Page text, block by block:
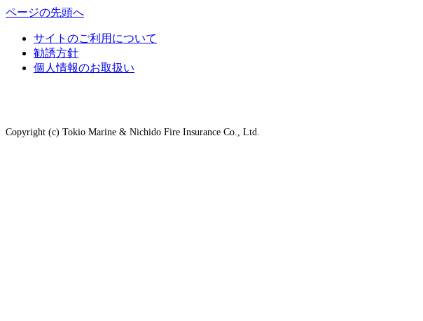
ページの先頭へ
サイトのご利用について
勧誘方針
個人情報のお取扱い
Copyright (c) Tokio Marine & Nichido Fire Insurance Co., Ltd.